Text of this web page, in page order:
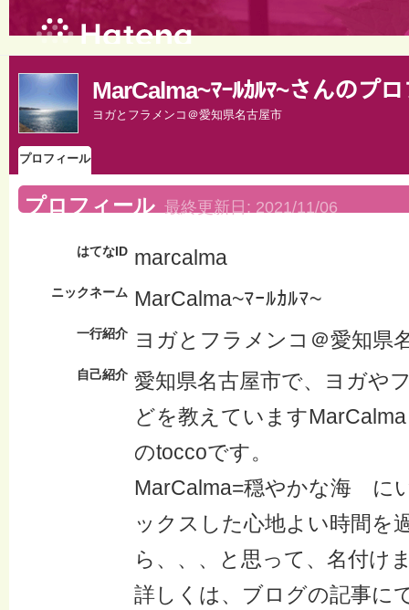
MarCalma~ﾏｰﾙｶﾙﾏ~さんのプ
ヨガとフラメンコ＠愛知県名古屋市
プロフィール
プロフィール 最終更新日: 2021/11/06
はてなID marcalma
ニックネーム MarCalma~ﾏｰﾙｶﾙﾏ~
一行紹介 ヨガとフラメンコ＠愛知県
自己紹介 愛知県名古屋市で、ヨガや
どを教えています
のtoccoです。
MarCalma=穏やかな海 に
ックスした心地よい時間を
ら、、、と思って、名付け
詳しくは、ブログの記事に